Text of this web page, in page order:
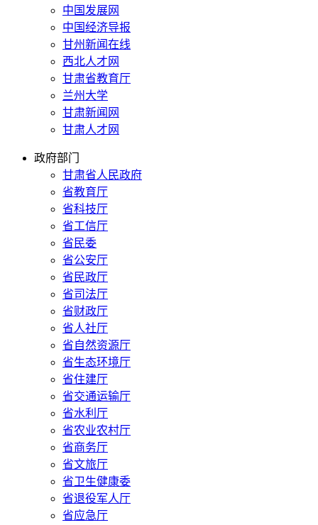
中国发展网
中国经济导报
甘州新闻在线
西北人才网
甘肃省教育厅
兰州大学
甘肃新闻网
甘肃人才网
政府部门
甘肃省人民政府
省教育厅
省科技厅
省工信厅
省民委
省公安厅
省民政厅
省司法厅
省财政厅
省人社厅
省自然资源厅
省生态环境厅
省住建厅
省交通运输厅
省水利厅
省农业农村厅
省商务厅
省文旅厅
省卫生健康委
省退役军人厅
省应急厅